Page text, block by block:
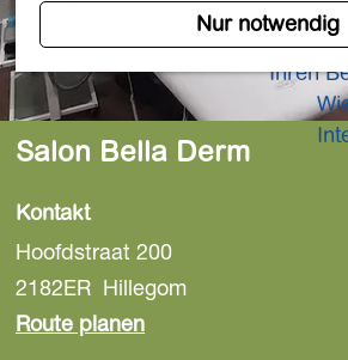
Nur notwendig
z
u
r
H
Ihren
Salon Bella Derm
Kontakt
Hoofdstraat 200
2182ER Hillegom
Route planenb